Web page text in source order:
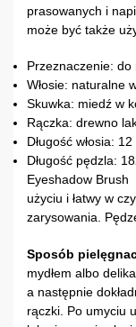
prasowanych i
może być także
Przeznaczenie: do
Włosie: naturalne
Skuwka: miedź w
Rączka: drewno
Długość włosia:
Długość pędzla:
Eyeshadow Brush
użyciu i łatwy w
zarysowania.
Sposób
mydłem albo
a następnie
rączki. Po umyciu